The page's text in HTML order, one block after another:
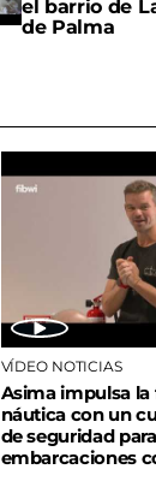
el barrio de
de Palma
VÍDEO NOTICIAS
Asima impulsa
náutica con un
de seguridad para
embarcaciones